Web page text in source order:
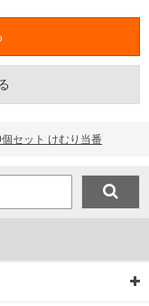
セット けむり当番